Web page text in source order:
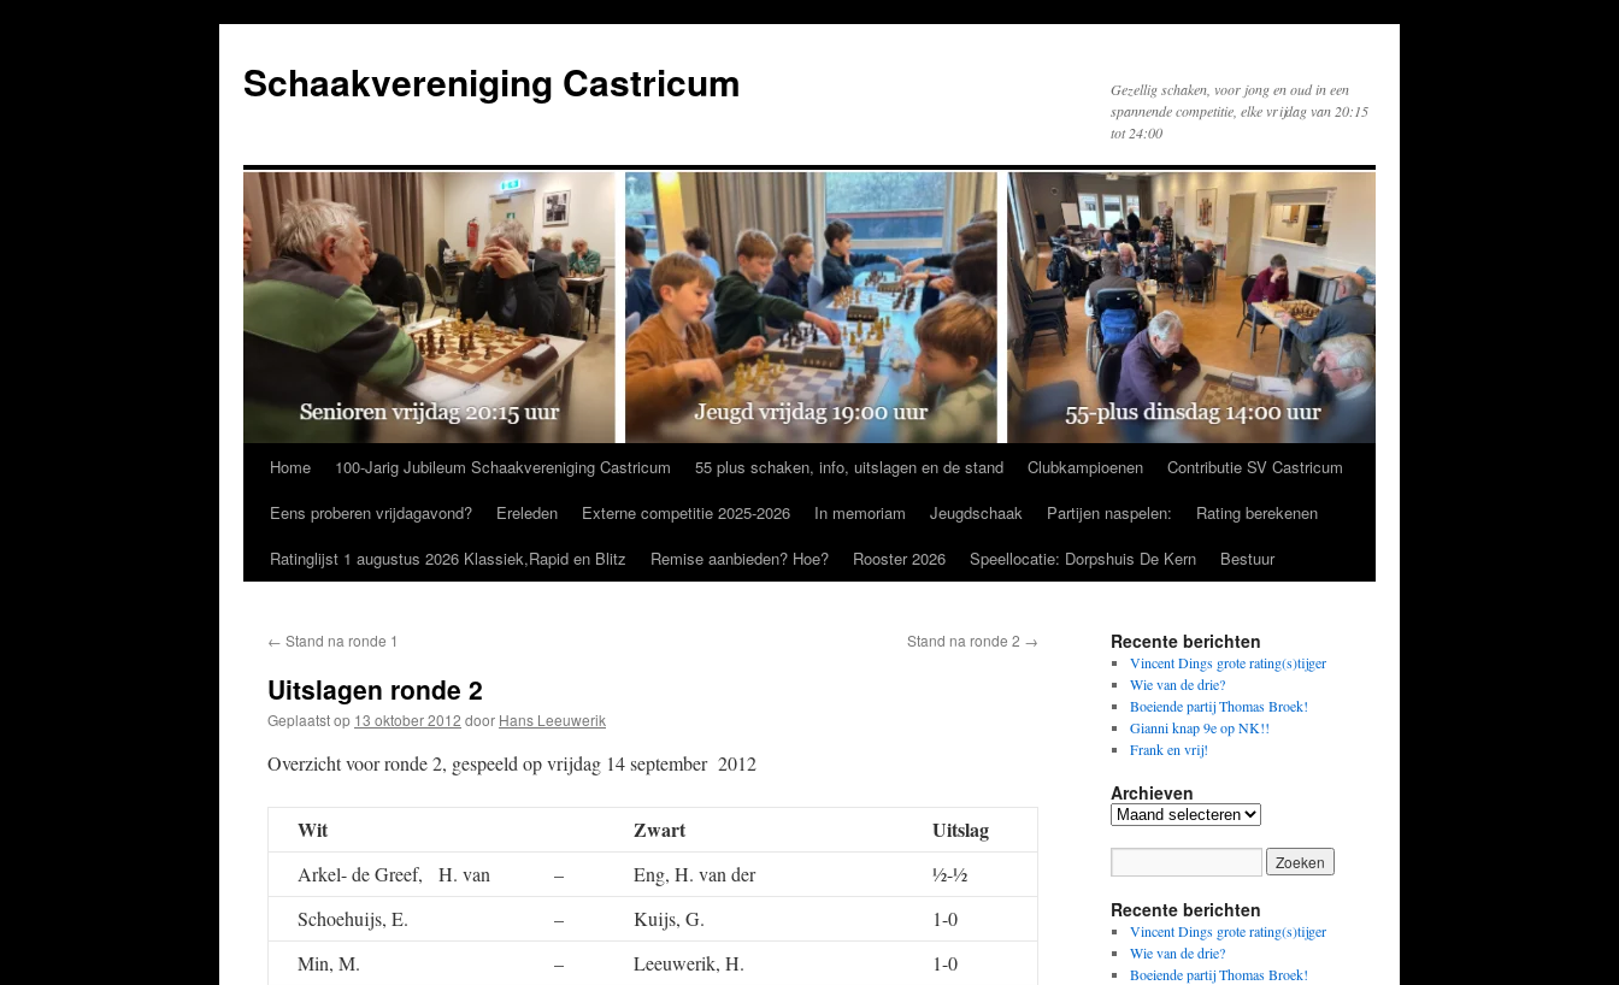
de
inhoud
Schaakvereniging Castricum
Gezellig schaken, voor jong en oud in een
spannende competitie, elke vrijdag van 20:15
tot 24:00
Home 100-Jarig Jubileum Schaakvereniging Castricum 55 plus schaken, info, uitslagen en de stand Clubkampioenen
Contributie SV Castricum
Eens proberen vrijdagavond?
Ereleden Externe competitie 2025-2026 In memoriam Jeugdschaak Partijen naspelen:
Rating berekenen
Ratinglijst 1 augustus 2026 Klassiek,Rapid en Blitz
Remise aanbieden? Hoe? Rooster 2026 Speellocatie: Dorpshuis De Kern Bestuur
← Stand na ronde 1 Stand na ronde 2 →
Uitslagen ronde 2
Geplaatst op 13 oktober 2012 door Hans Leeuwerik
Overzicht voor ronde 2, gespeeld op vrijdag 14 september 2012
Wit Zwart Uitslag
Arkel- de Greef, H. van – Eng, H. van der
½-½
Schoehuijs, E.
– Kuijs, G.
1-0
Min, M.
– Leeuwerik, H.
1-0
Recente berichten
Vincent Dings grote rating(s)tijger
Wie van de drie?
Boeiende partij Thomas Broek!
Gianni knap 9e op NK!!
Frank en vrij!
Archieven
Archieven
Recente berichten
Vincent Dings grote rating(s)tijger
Wie van de drie?
Boeiende partij Thomas Broek!